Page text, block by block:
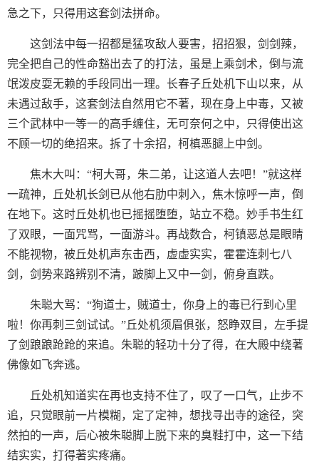
急之下，只得用这套剑法拼命。
这剑法中每一招都是猛攻敌人要害，招招狠，剑剑辣，
完全把自己的性命豁出去了的打法，虽是上乘剑术，倒与流
氓泼皮耍无赖的手段同出一理。长春子丘处机下山以来，从
未遇过敌手，这套剑法自然用它不著，现在身上中毒，又被
三个武林中一等一的高手缠住，无可奈何之中，只得使出这
不顾一切的绝招来。拆了十余招，柯槙恶腿上中剑。
焦木大叫：“柯大哥，朱二弟，让这道人去吧！”就这样
一疏神，丘处机长剑已从他右肋中刺入，焦木惊呼一声，倒
在地下。这时丘处机也已摇摇堕堕，站立不稳。妙手书生红
了双眼，一面咒骂，一面游斗。再战数合，柯镇恶总是眼睛
不能视物，被丘处机声东击西，虚虚实实，霍霍连刺七八
剑，剑势来路辨别不清，跛脚上又中一剑，俯身直跌。
朱聪大骂：“狗道士，贼道士，你身上的毒已行到心里
啦！你再刺三剑试试。”丘处机须眉俱张，怒睁双目，左手提
了剑踉踉跄跄的来追。朱聪的轻功十分了得，在大殿中绕著
佛像如飞奔逃。
丘处机知道实在再也支持不住了，叹了一口气，止步不
追，只觉眼前一片模糊，定了定神，想找寻出寺的途径，突
然拍的一声，后心被朱聪脚上脱下来的臭鞋打中，这一下结
结实实，打得著实疼痛。